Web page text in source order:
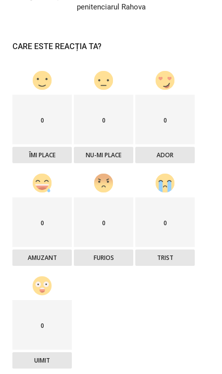
penitenciarul Rahova
CARE ESTE REACȚIA TA?
0
ÎMI PLACE
0
NU-MI PLACE
0
ADOR
0
AMUZANT
0
FURIOS
0
TRIST
0
UIMIT